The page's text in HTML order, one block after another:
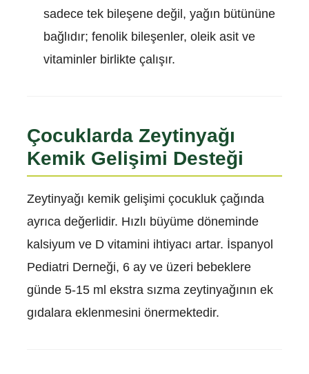
sadece tek bileşene değil, yağın bütününe
bağlıdır; fenolik bileşenler, oleik asit ve
vitaminler birlikte çalışır.
Çocuklarda Zeytinyağı
Kemik Gelişimi Desteği
Zeytinyağı kemik gelişimi çocukluk çağında
ayrıca değerlidir. Hızlı büyüme döneminde
kalsiyum ve D vitamini ihtiyacı artar. İspanyol
Pediatri Derneği, 6 ay ve üzeri bebeklere
günde 5-15 ml ekstra sızma zeytinyağının ek
gıdalara eklenmesini önermektedir.